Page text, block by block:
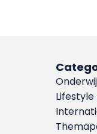
Lifestyle